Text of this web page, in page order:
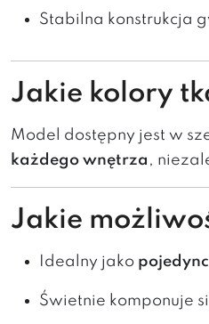
Stabilna konstrukcja
Jakie kolory
Model dostępny jest w
każdego wnętrza ,
Jakie
Idealny jako
Świetnie komponuje